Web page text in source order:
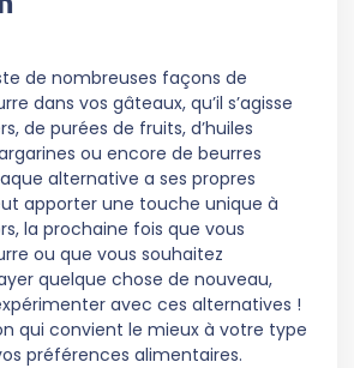
de nombreuses façons de
dans vos gâteaux, qu’il s’agisse
de purées de fruits, d’huiles
ou encore de beurres
alternative a ses propres
apporter une touche unique à
la prochaine fois que vous
ou que vous souhaitez
quelque chose de nouveau,
avec ces alternatives !
qui convient le mieux à votre type
préférences alimentaires.